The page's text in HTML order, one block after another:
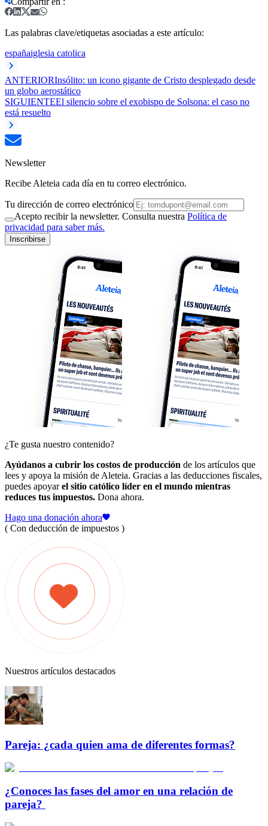
Las palabras clave/etiquetas asociadas a este artículo:
españaiglesia catolica
ANTERIORInsólito: un icono gigante de Cristo desplegado desde
un globo aerostático
SIGUIENTEEl silencio sobre el exobispo de Solsona: el caso no
está resuelto
Newsletter
Recibe Aleteia cada día en tu correo electrónico.
Tu dirección de correo electrónico
Acepto recibir la newsletter. Consulta nuestra Política de
privacidad para saber más.
Inscribirse
¿Te gusta nuestro contenido?
Ayúdanos a cubrir los costos de producción de los artículos que
lees y apoya la misión de Aleteia. Gracias a las deducciones fiscales,
puedes apoyarel sitio católico líder en el mundo mientras
reduces tus impuestos. Dona ahora.
Hago una donación ahora
( Con deducción de impuestos )
Nuestros artículos destacados
Pareja: ¿cada quien ama de diferentes formas?
¿Conoces las fases del amor en una relación de
pareja?